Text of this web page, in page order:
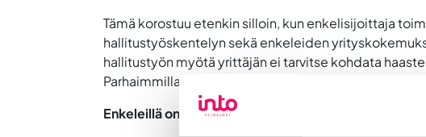
Tämä korostuu etenkin silloin, kun enkelisijoittaja
hallitustyöskentelyn sekä enkeleiden
hallitustyön myötä yrittäjän ei tarvitse kohdata
Parhaimmillaan enkelisijoittajan kokemus täydentää
Enkeleillä on tutkittua vaikutusta kasvuun